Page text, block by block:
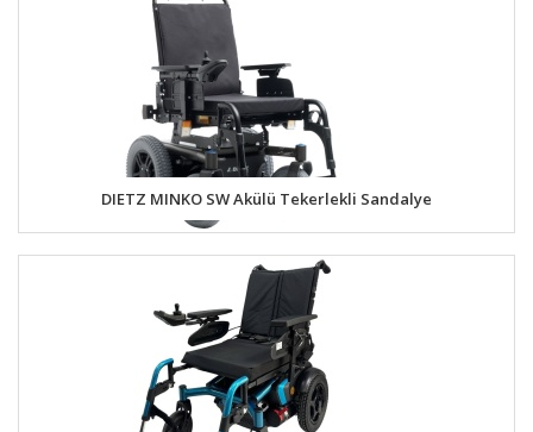
DIETZ MINKO SW Akülü Tekerlekli Sandalye